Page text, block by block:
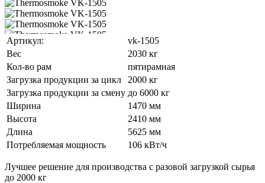
Артикул:
vk-1505
Вес
2030 кг
Кол-во рам
пятирамная
Загрузка продукции за цикл
2000 кг
Загрузка продукции за смену до 6000 кг
Ширина
1470 мм
Высота
2410 мм
Длина
5625 мм
Потребляемая мощность
106 кВт/ч
Лучшее решение для производства с разовой загрузкой сырья
до 2000 кг